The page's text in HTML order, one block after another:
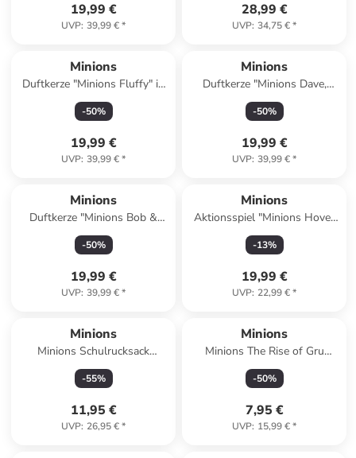
19,99 €
UVP: 39,99 €*
28,99 €
UVP: 34,75 €*
Minions
Duftkerze "Minions Fluffy" in
Pink - 200 g
-50%
19,99 €
UVP: 39,99 €*
Minions
Duftkerze "Minions Dave,
Stuart, Bob" in Hellblau - 200
g
-50%
19,99 €
UVP: 39,99 €*
Minions
Duftkerze "Minions Bob &
Tim" in Lila - 200 g
-50%
19,99 €
UVP: 39,99 €*
Minions
Aktionsspiel "Minions Hover
Strike Battle" - ab 4 Jahren
-13%
19,99 €
UVP: 22,99 €*
Minions
Minions Schulrucksack
Freizeitrucksack für Kinder in
Gelb
-55%
11,95 €
UVP: 26,95 €*
Minions
Minions The Rise of Gru
Servietten 20 Stück 33x33 cm
-50%
7,95 €
UVP: 15,99 €*